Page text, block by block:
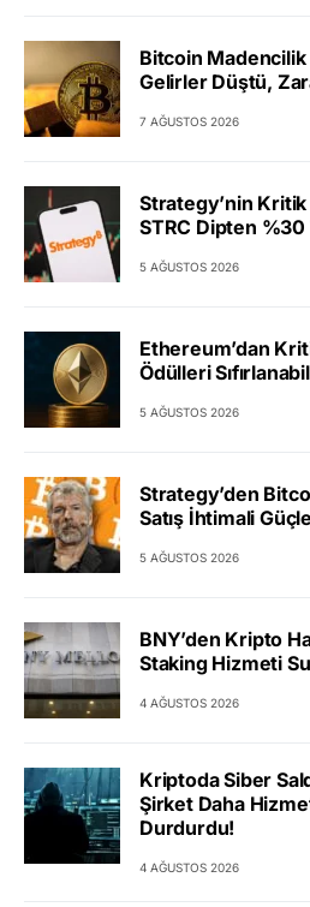
Bitcoin
Gelirler Düştü,
7 AĞUSTOS 2026
Strategy’nin Kritik
STRC Dipten %30
5 AĞUSTOS 2026
Ethereum’dan
Ödülleri
5 AĞUSTOS 2026
Strategy’den
Satış İhtimali
5 AĞUSTOS 2026
BNY’den Kripto
Staking Hizmeti
4 AĞUSTOS 2026
Kriptoda Siber
Şirket Daha
Durdurdu!
4 AĞUSTOS 2026